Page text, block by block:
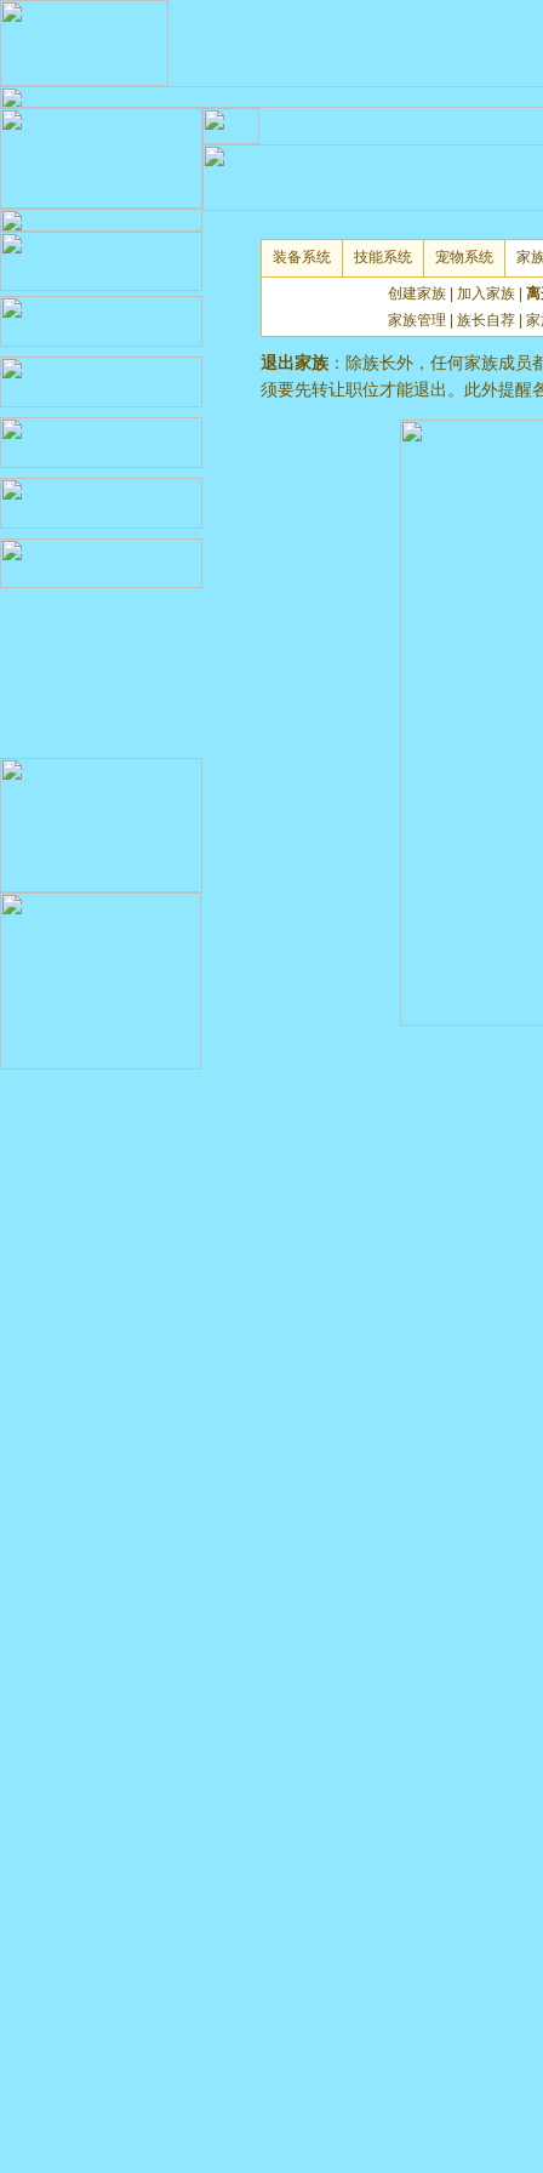
装备系统 技能系统 宠物系统 家
创建家族 加入家族
家族管理
族长自荐
退出家族 ：除族长外，任何家族成
须要先转让职位才能退出。此外提醒